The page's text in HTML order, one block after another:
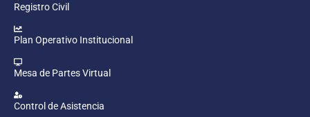
Registro Civil
Plan Operativo Institucional
Mesa de Partes Virtual
Control de Asistencia